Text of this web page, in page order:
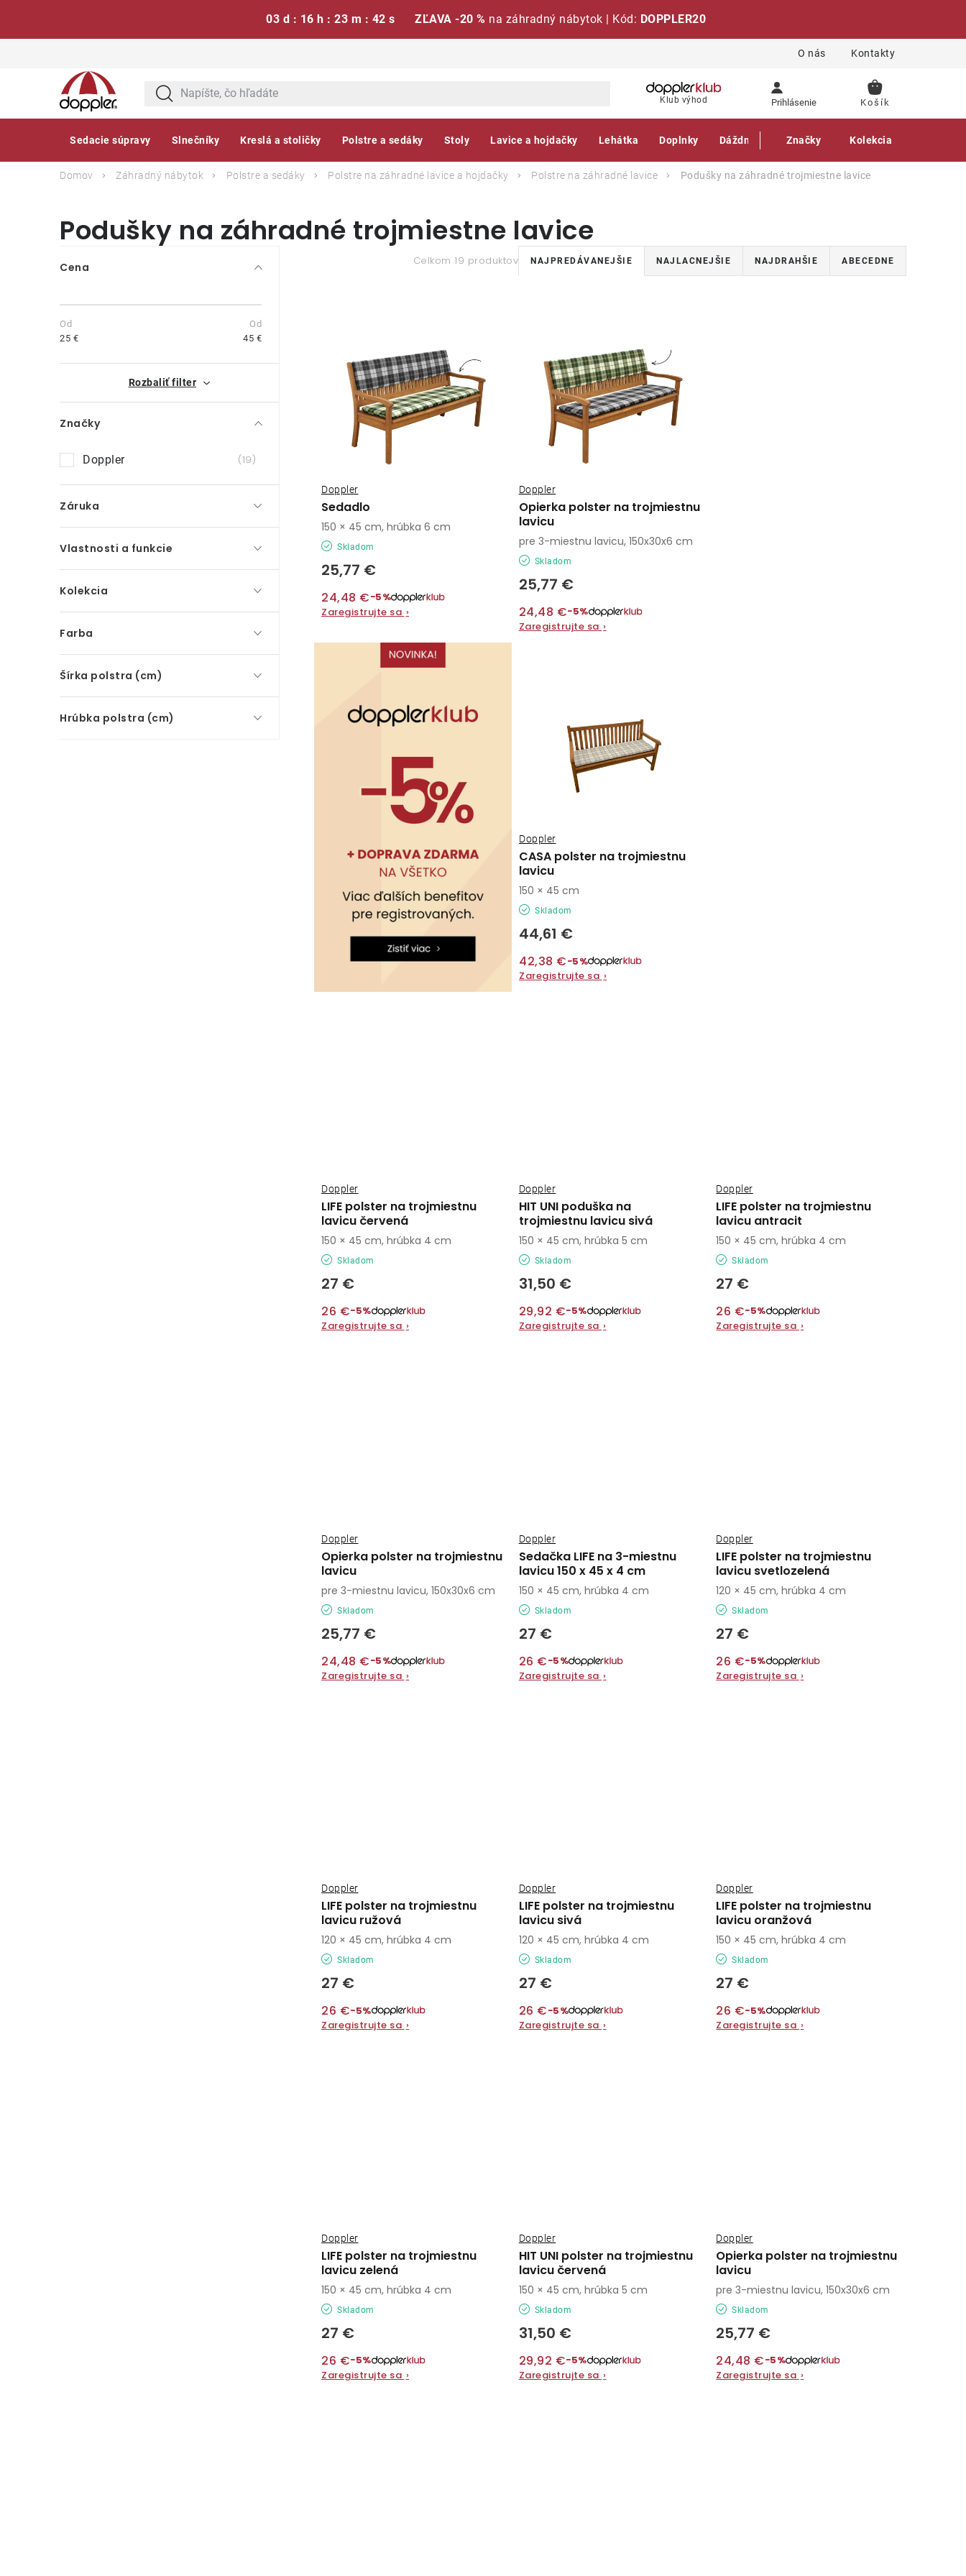
03 d : 16 h : 23 m : 42 s ZĽAVA -20 % na záhradný nábytok | Kód: DOPPLER20
O nás Kontakty
Klub výhod Prihlásenie
NÁKUPNÝ
Sedacie súpravy Slnečníky Kreslá a stoličky Polstre a sedáky Stoly Lavice a hojdačky Lehátka Doplnky Dáždniky Gastro produkty
Značky Kolekcia
Domov Záhradný nábytok Polstre a sedáky Polstre na záhradné lavice a hojdačky Polstre na záhradné lavice Podušky na záhradné trojmiestne lavice
Podušky na záhradné trojmiestne lavice
B
č
n
ý
p
a
n
e
l
Cena
25 € 45 €
Rozbaliť filter
Značky
Doppler 19
Záruka
Vlastnosti a funkcie
Kolekcia
Farba
Šírka polstra (cm)
Hrúbka polstra (cm)
Celkom 19 produktovR
a
r
o
d
u
k
t
o
NAJPREDÁVANEJŠIE NAJLACNEJŠIE NAJDRAHŠIE ABECEDNE
o
d
u
k
t
Sedadlo
Doppler
Skladom
25,77 €
24,48 €−5%
Zaregistrujte sa ›
150 × 45 cm, hrúbka 6 cm
Opierka polster na trojmiestnu
lavicu
Doppler
Skladom
25,77 €
24,48 €−5%
Zaregistrujte sa ›
pre 3-miestnu lavicu, 150x30x6 cm
CASA polster na trojmiestnu
lavicu
Doppler
Skladom
44,61 €
42,38 €−5%
Zaregistrujte sa ›
150 × 45 cm
LIFE polster na trojmiestnu
lavicu červená
Doppler
Skladom
27 €
26 €−5%
Zaregistrujte sa ›
150 × 45 cm, hrúbka 4 cm
HIT UNI poduška na
trojmiestnu lavicu sivá
Doppler
Skladom
31,50 €
29,92 €−5%
Zaregistrujte sa ›
150 × 45 cm, hrúbka 5 cm
LIFE polster na trojmiestnu
lavicu antracit
Doppler
Skladom
27 €
26 €−5%
Zaregistrujte sa ›
150 × 45 cm, hrúbka 4 cm
Opierka polster na trojmiestnu
lavicu
Doppler
Skladom
25,77 €
24,48 €−5%
Zaregistrujte sa ›
pre 3-miestnu lavicu, 150x30x6 cm
Sedačka LIFE na 3-miestnu
lavicu 150 x 45 x 4 cm
Doppler
Skladom
27 €
26 €−5%
Zaregistrujte sa ›
150 × 45 cm, hrúbka 4 cm
LIFE polster na trojmiestnu
lavicu svetlozelená
Doppler
Skladom
27 €
26 €−5%
Zaregistrujte sa ›
120 × 45 cm, hrúbka 4 cm
LIFE polster na trojmiestnu
lavicu ružová
Doppler
Skladom
27 €
26 €−5%
Zaregistrujte sa ›
120 × 45 cm, hrúbka 4 cm
LIFE polster na trojmiestnu
lavicu sivá
Doppler
Skladom
27 €
26 €−5%
Zaregistrujte sa ›
120 × 45 cm, hrúbka 4 cm
LIFE polster na trojmiestnu
lavicu oranžová
Doppler
Skladom
27 €
26 €−5%
Zaregistrujte sa ›
150 × 45 cm, hrúbka 4 cm
LIFE polster na trojmiestnu
lavicu zelená
Doppler
Skladom
27 €
26 €−5%
Zaregistrujte sa ›
150 × 45 cm, hrúbka 4 cm
HIT UNI polster na trojmiestnu
lavicu červená
Doppler
Skladom
31,50 €
29,92 €−5%
Zaregistrujte sa ›
150 × 45 cm, hrúbka 5 cm
Opierka polster na trojmiestnu
lavicu
Doppler
Skladom
25,77 €
24,48 €−5%
Zaregistrujte sa ›
pre 3-miestnu lavicu, 150x30x6 cm